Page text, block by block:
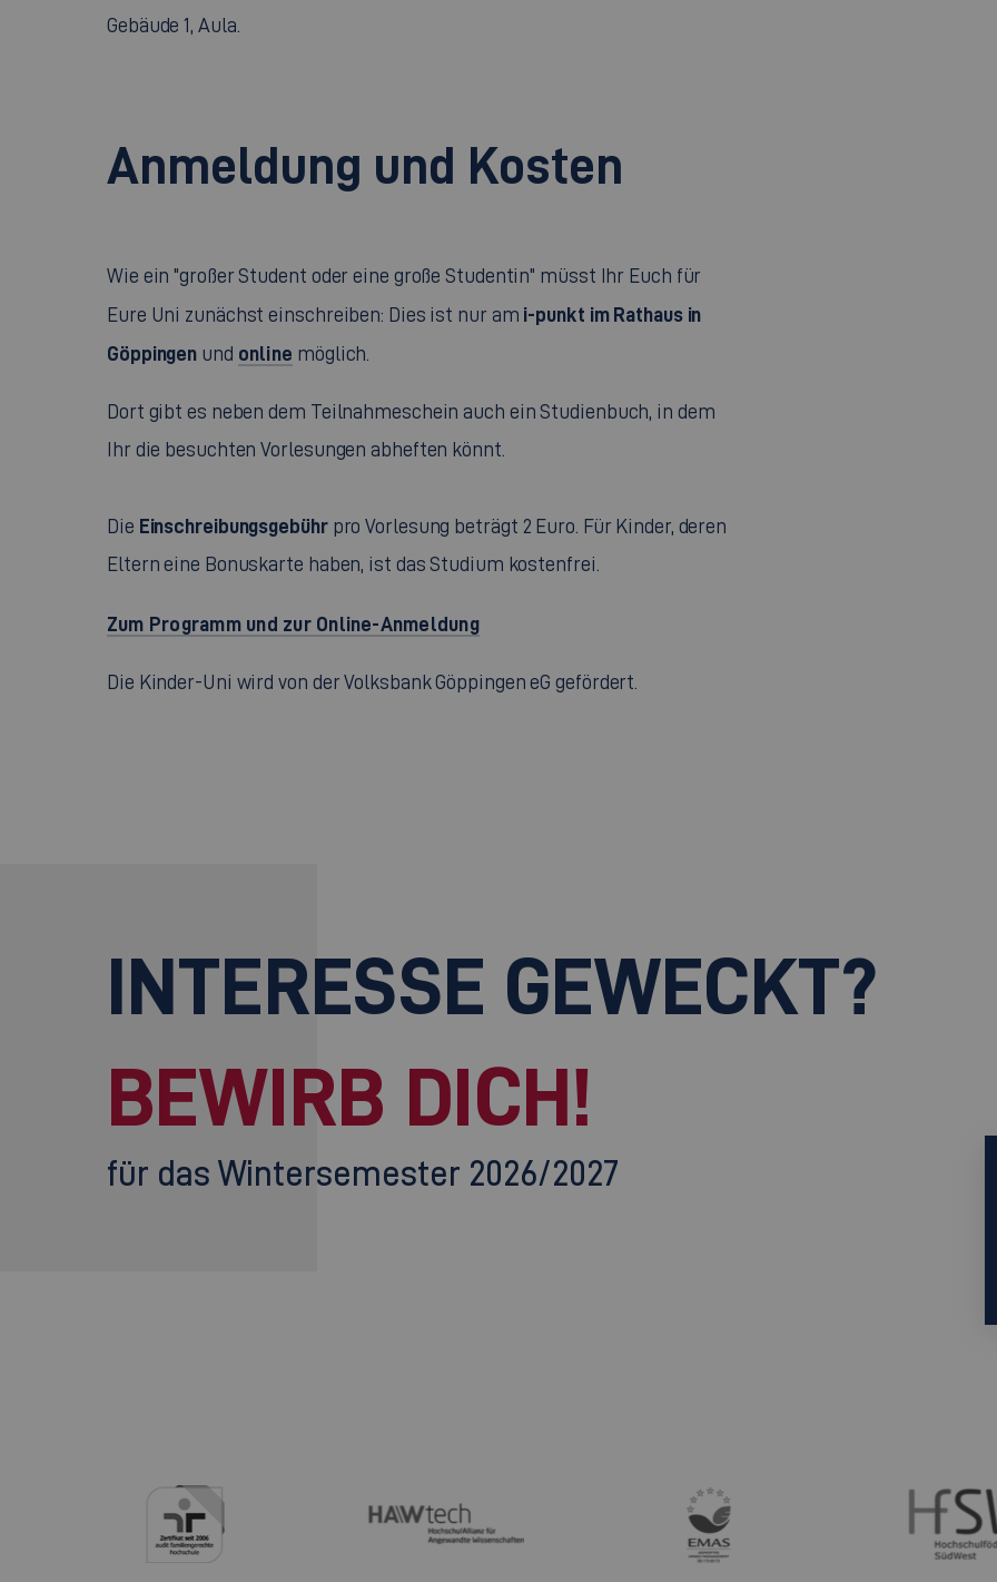
Gebäude 1, Aula.
Anmeldung und Kosten
Wie ein "großer Student oder eine große Studentin" müsst Ihr Euch für
Eure Uni zunächst einschreiben: Dies ist nur am i-punkt im Rathaus in
Göppingen und online möglich.
Dort gibt es neben dem Teilnahmeschein auch ein Studienbuch, in dem
Ihr die besuchten Vorlesungen abheften könnt.
Die Einschreibungsgebührpro Vorlesung beträgt 2 Euro. Für Kinder, deren
Eltern eine Bonuskarte haben, ist das Studium kostenfrei.
Zum Programm und zur Online-Anmeldung
Die Kinder-Uni wird von der Volksbank Göppingen eG gefördert.
INTERESSE GEWECKT?
BEWIRB DICH!
für das Wintersemester 2026/2027